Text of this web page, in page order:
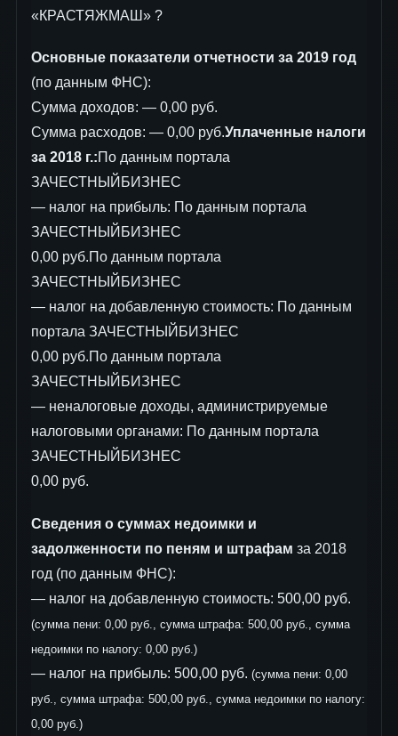
«КРАСТЯЖМАШ» ?
Основные показатели отчетности за 2019 год
(по данным ФНС):
Сумма доходов: — 0,00 руб.
Сумма расходов: — 0,00 руб.Уплаченные налоги
за 2018 г.:По данным портала
ЗАЧЕСТНЫЙБИЗНЕС
— налог на прибыль: По данным портала
ЗАЧЕСТНЫЙБИЗНЕС
0,00 руб.По данным портала
ЗАЧЕСТНЫЙБИЗНЕС
— налог на добавленную стоимость: По данным
портала ЗАЧЕСТНЫЙБИЗНЕС
0,00 руб.По данным портала
ЗАЧЕСТНЫЙБИЗНЕС
— неналоговые доходы, администрируемые
налоговыми органами: По данным портала
ЗАЧЕСТНЫЙБИЗНЕС
0,00 руб.
Сведения о суммах недоимки и
задолженности по пеням и штрафам за 2018
год (по данным ФНС):
— налог на добавленную стоимость: 500,00 руб.
(сумма пени: 0,00 руб., сумма штрафа: 500,00 руб., сумма
недоимки по налогу: 0,00 руб.)
— налог на прибыль: 500,00 руб. (сумма пени: 0,00
руб., сумма штрафа: 500,00 руб., сумма недоимки по налогу:
0,00 руб.)